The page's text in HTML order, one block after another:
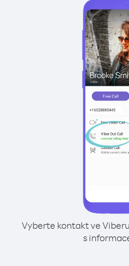
Vyberte kontakt ve
s